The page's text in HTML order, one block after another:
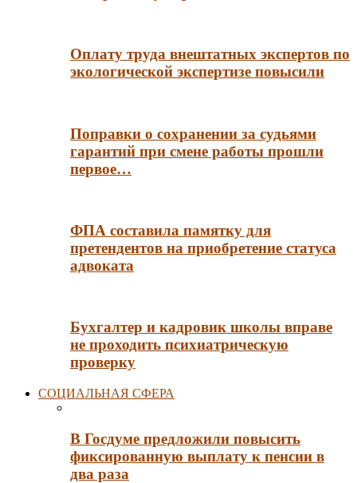
Оплату труда внештатных экспертов по
экологической экспертизе повысили
Поправки о сохранении за судьями
гарантий при смене работы прошли
первое…
ФПА составила памятку для
претендентов на приобретение статуса
адвоката
Бухгалтер и кадровик школы вправе
не проходить психиатрическую
проверку
СОЦИАЛЬНАЯ СФЕРА
В Госдуме предложили повысить
фиксированную выплату к пенсии в
два раза